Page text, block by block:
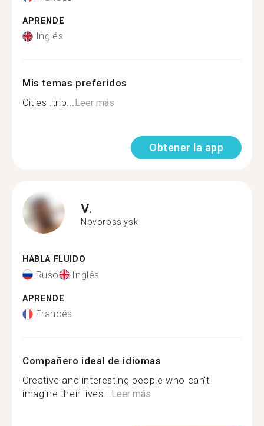
APRENDE
Inglés
Mis temas preferidos
Cities .trip...Leer más
Obtener la app
V.
Novorossiysk
HABLA FLUIDO
Ruso Inglés
APRENDE
Francés
Compañero ideal de idiomas
Creative and interesting people who can't
imagine their lives...Leer más